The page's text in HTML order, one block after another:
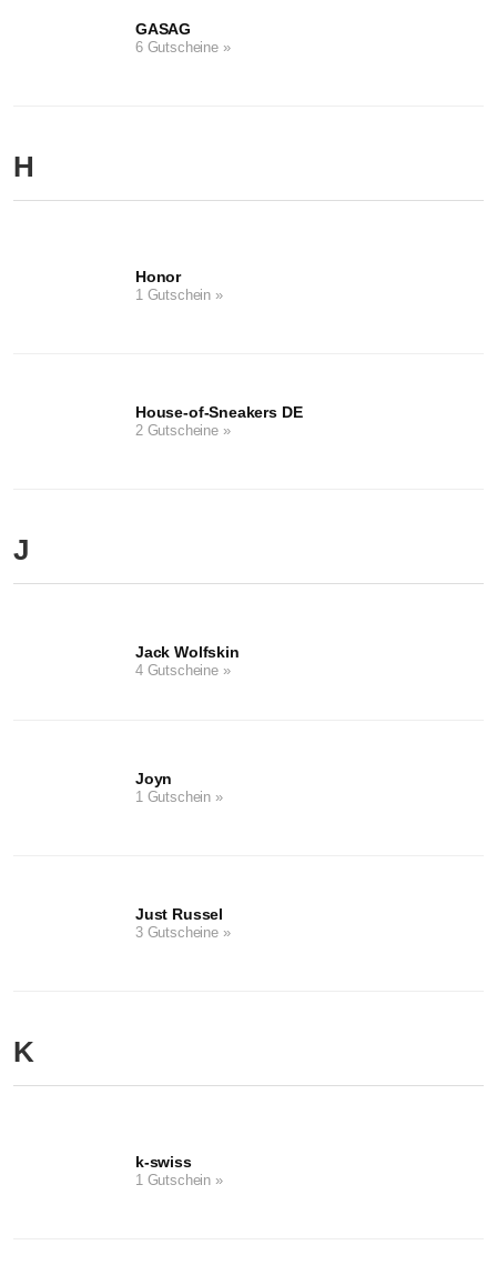
GASAG
6 Gutscheine »
H
Honor
1 Gutschein »
House-of-Sneakers DE
2 Gutscheine »
J
Jack Wolfskin
4 Gutscheine »
Joyn
1 Gutschein »
Just Russel
3 Gutscheine »
K
k-swiss
1 Gutschein »